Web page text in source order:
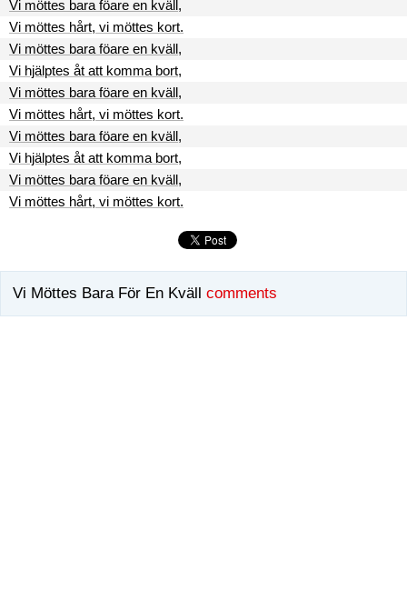
Vi möttes bara föare en kväll,
Vi möttes hårt, vi möttes kort.
Vi möttes bara föare en kväll,
Vi hjälptes åt att komma bort,
Vi möttes bara föare en kväll,
Vi möttes hårt, vi möttes kort.
Vi möttes bara föare en kväll,
Vi hjälptes åt att komma bort,
Vi möttes bara föare en kväll,
Vi möttes hårt, vi möttes kort.
Vi Möttes Bara För En Kväll comments